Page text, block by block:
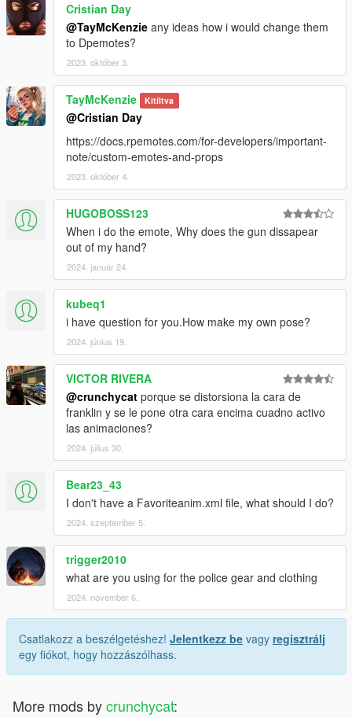
Cristian Day
@TayMcKenzie any ideas how i would change them
to Dpemotes?
2023. október 3.
TayMcKenzie Kitíltva
@Cristian Day
https://docs.rpemotes.com/for-developers/important-
note/custom-emotes-and-props
2023. október 4.
HUGOBOSS123
When i do the emote, Why does the gun dissapear
out of my hand?
2024. január 24.
kubeq1
i have question for you.How make my own pose?
2024. június 19.
VICTOR RIVERA
@crunchycat porque se distorsiona la cara de
franklin y se le pone otra cara encima cuadno activo
las animaciones?
2024. július 30.
Bear23_43
I don't have a Favoriteanim.xml file, what should I do?
2024. szeptember 5.
trigger2010
what are you using for the police gear and clothing
2024. november 6.
Csatlakozz a beszélgetéshez! Jelentkezz be vagy regisztrálj
egy fiókot, hogy hozzászólhass.
More mods bycrunchycat: